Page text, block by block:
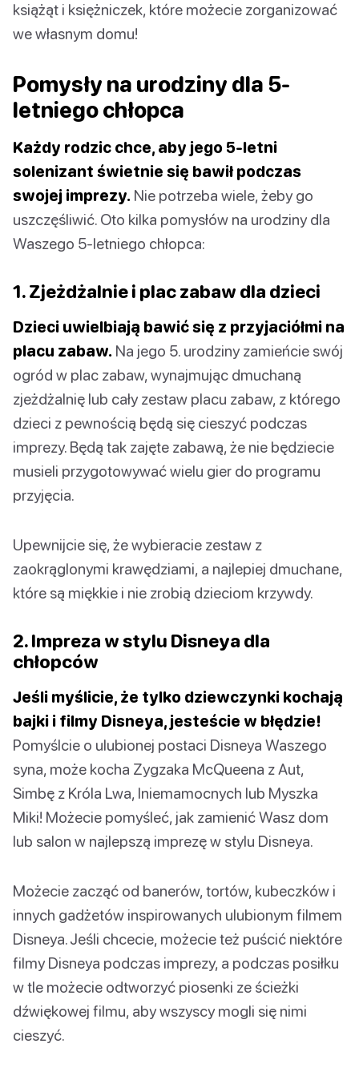
książąt i księżniczek, które możecie zorganizować
we własnym domu!
Pomysły na urodziny dla 5-
letniego chłopca
Każdy rodzic chce, aby jego 5-letni
solenizant świetnie się bawił podczas
swojej imprezy. Nie potrzeba wiele, żeby go
uszczęśliwić. Oto kilka pomysłów na urodziny dla
Waszego 5-letniego chłopca:
1. Zjeżdżalnie i plac zabaw dla dzieci
Dzieci uwielbiają bawić się z przyjaciółmi na
placu zabaw. Na jego 5. urodziny zamieńcie swój
ogród w plac zabaw, wynajmując dmuchaną
zjeżdżalnię lub cały zestaw placu zabaw, z którego
dzieci z pewnością będą się cieszyć podczas
imprezy. Będą tak zajęte zabawą, że nie będziecie
musieli przygotowywać wielu gier do programu
przyjęcia.
Upewnijcie się, że wybieracie zestaw z
zaokrąglonymi krawędziami, a najlepiej dmuchane,
które są miękkie i nie zrobią dzieciom krzywdy.
2. Impreza w stylu Disneya dla
chłopców
Jeśli myślicie, że tylko dziewczynki kochają
bajki i filmy Disneya, jesteście w błędzie!
Pomyślcie o ulubionej postaci Disneya Waszego
syna, może kocha Zygzaka McQueena z Aut,
Simbę z Króla Lwa, Iniemamocnych lub Myszka
Miki! Możecie pomyśleć, jak zamienić Wasz dom
lub salon w najlepszą imprezę w stylu Disneya.
Możecie zacząć od banerów, tortów, kubeczków i
innych gadżetów inspirowanych ulubionym filmem
Disneya. Jeśli chcecie, możecie też puścić niektóre
filmy Disneya podczas imprezy, a podczas posiłku
w tle możecie odtworzyć piosenki ze ścieżki
dźwiękowej filmu, aby wszyscy mogli się nimi
cieszyć.